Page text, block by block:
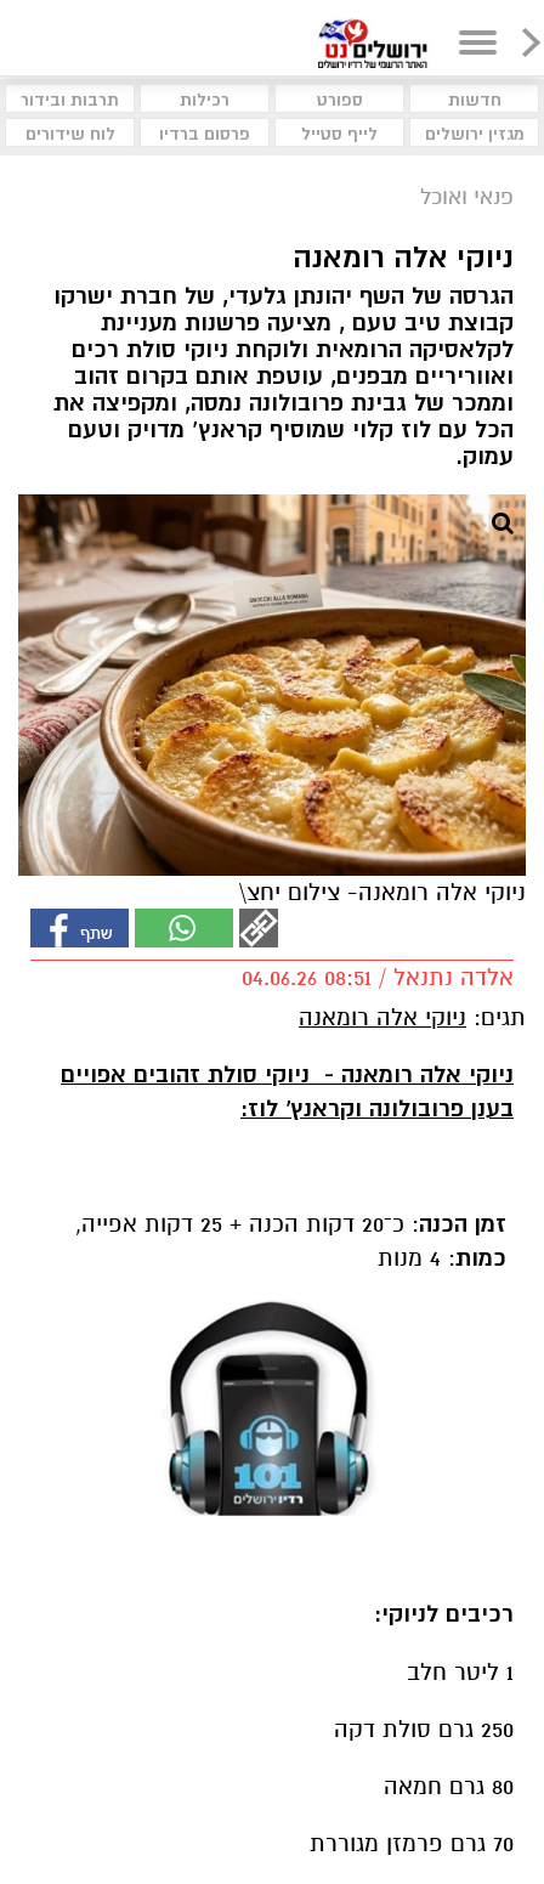
חדשות ספורט רכילות
תרבות ובידור
מגזין ירושלים
לייף סטייל פרסום ברדיו לוח שידורים
פנאי ואוכל
ניוקי אלה רומאנה
הגרסה של השף יהונתן גלעדי, של חברת ישרקו
קבוצת טיב טעם , מציעה פרשנות מעניינת
לקלאסיקה הרומאית ולוקחת ניוקי סולת רכים
ואווריריים מבפנים, עוטפת אותם בקרום זהוב
וממכר של גבינת פרובולונה נמסה, ומקפיצה את
הכל עם לוז קלוי שמוסיף קראנץ’ מדויק וטעם
עמוק.
ניוקי אלה רומאנה- צילום יחצ\
אלדה נתנאל / 08:51 04.06.26
תגים: ניוקי אלה רומאנה
ניוקי אלה רומאנה - ניוקי סולת זהובים אפויים
בענן פרובולונה וקראנץ' לוז:
זמן הכנה : כ־20 דקות הכנה + 25 דקות אפייה,
כמות: 4 מנות
רכיבים לניוקי:
1 ליטר חלב
250 גרם סולת דקה
80 גרם חמאה
70 גרם פרמזן מגוררת